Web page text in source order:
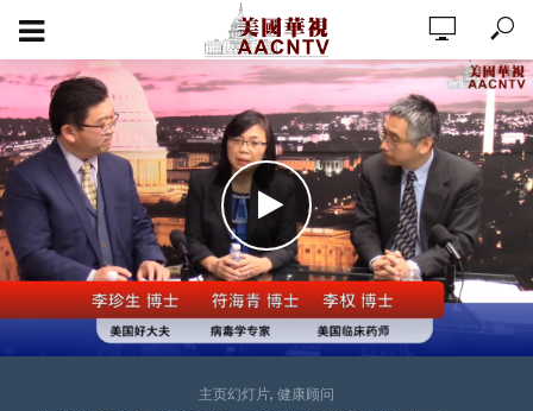
主页幻灯片, 健康顾问